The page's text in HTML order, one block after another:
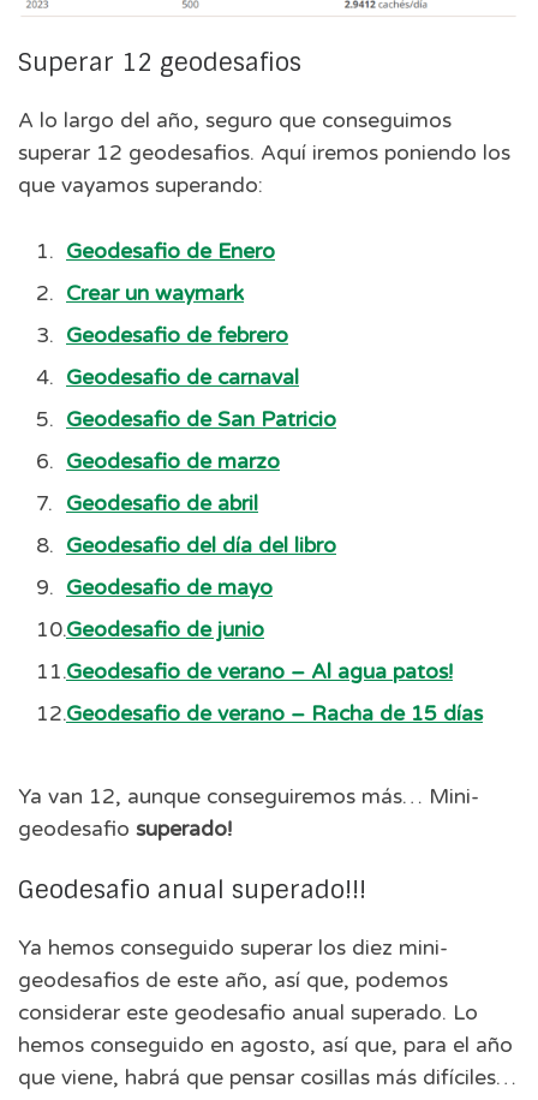
Superar 12 geodesafios
A lo largo del año, seguro que conseguimos
superar 12 geodesafios. Aquí iremos poniendo los
que vayamos superando:
Geodesafio de Enero
Crear un waymark
Geodesafio de febrero
Geodesafio de carnaval
Geodesafio de San Patricio
Geodesafio de marzo
Geodesafio de abril
Geodesafio del día del libro
Geodesafio de mayo
Geodesafio de junio
Geodesafio de verano – Al agua patos!
Geodesafio de verano – Racha de 15 días
Ya van 12, aunque conseguiremos más… Mini-
geodesafio superado!
Geodesafio anual superado!!!
Ya hemos conseguido superar los diez mini-
geodesafios de este año, así que, podemos
considerar este geodesafio anual superado. Lo
hemos conseguido en agosto, así que, para el año
que viene, habrá que pensar cosillas más difíciles…